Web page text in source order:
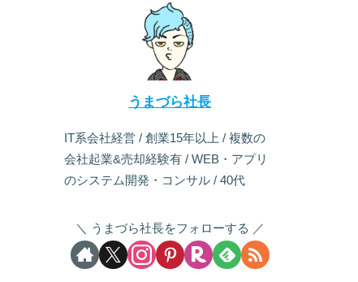
うまづら社長
IT系会社経営 / 創業15年以上 / 複数の
会社起業&売却経験有 / WEB・アプリ
のシステム開発・コンサル / 40代
うまづら社長をフォローする